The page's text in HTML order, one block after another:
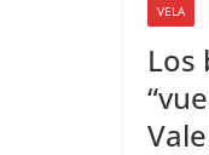
VELA
Los